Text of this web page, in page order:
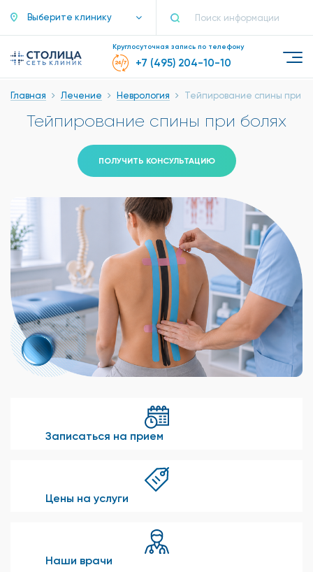
Выберите клинику
Круглосуточная запись по телефону
+7 (495) 204-10-10
Главная Лечение Неврология Тейпирование спины при
Тейпирование спины при болях
ПОЛУЧИТЬ КОНСУЛЬТАЦИЮ
Записаться на прием
Цены на услуги
Наши врачи